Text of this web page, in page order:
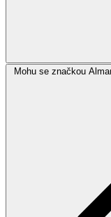
Mohu se značkou